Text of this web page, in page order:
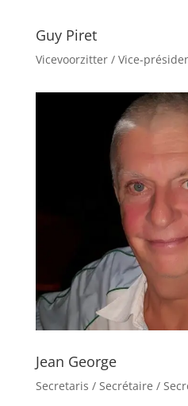
Guy Piret
Vicevoorzitter / Vice-
Jean George
Secretaris / Secrétaire /